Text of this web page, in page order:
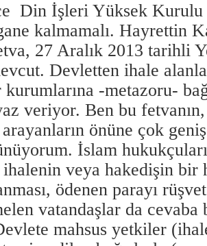
Din İşleri Yüksek
kalmamalı. Hayrettin
27 Aralık 2013 tarihli
Devletten ihale
kurumlarına -metazoru-
veriyor. Ben bu
önüne çok
İslam
veya hakedişin bir
ödenen parayı
vatandaşlar da cevaba
mahsus yetkiler